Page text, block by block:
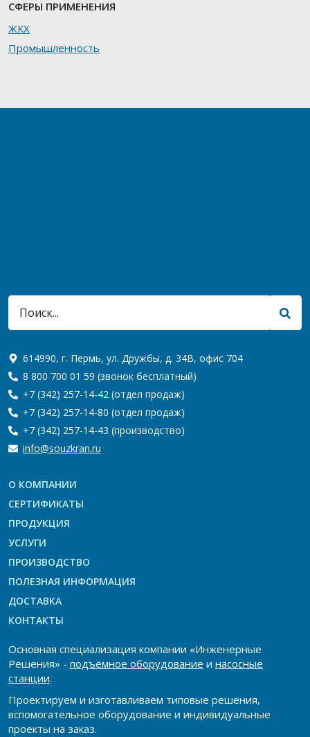
СФЕРЫ ПРИМЕНЕНИЯ
ЖКХ
Промышленность
614990, г. Пермь, ул. Дружбы, д. 34В, офис 704
8 800 700 01 59 (звонок бесплатный)
+7 (342) 257-14-42 (отдел продаж)
+7 (342) 257-14-80 (отдел продаж)
+7 (342) 257-14-43 (производство)
info@souzkran.ru
О КОМПАНИИ
СЕРТИФИКАТЫ
ПРОДУКЦИЯ
УСЛУГИ
ПРОИЗВОДСТВО
ПОЛЕЗНАЯ ИНФОРМАЦИЯ
ДОСТАВКА
КОНТАКТЫ
Основная специализация компании «Инженерные
Решения» - подъёмное оборудование и насосные
станции.
Проектируем и изготавливаем типовые решения,
вспомогательное оборудование и индивидуальные
проекты на заказ.